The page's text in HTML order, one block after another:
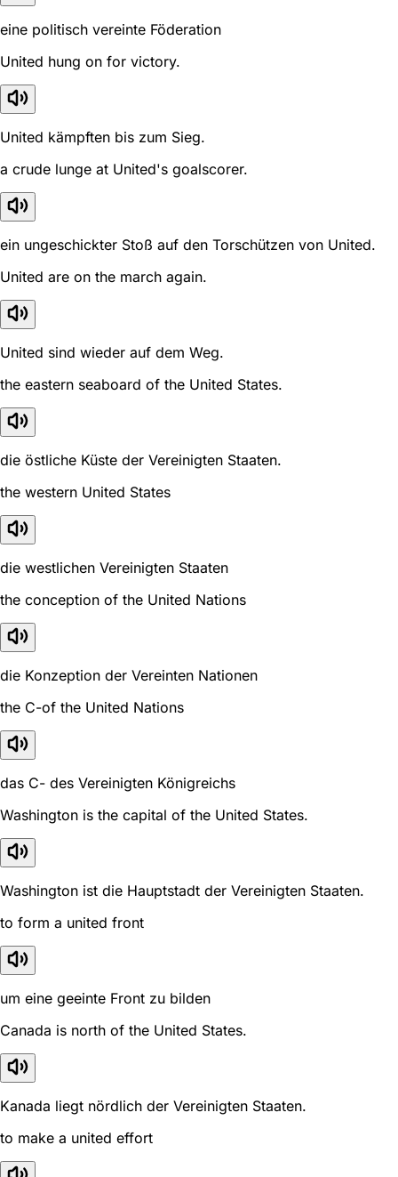
eine politisch vereinte Föderation
United hung on for victory.
United kämpften bis zum Sieg.
a crude lunge at United's goalscorer.
ein ungeschickter Stoß auf den Torschützen von United.
United are on the march again.
United sind wieder auf dem Weg.
the eastern seaboard of the United States.
die östliche Küste der Vereinigten Staaten.
the western United States
die westlichen Vereinigten Staaten
the conception of the United Nations
die Konzeption der Vereinten Nationen
the C-of the United Nations
das C- des Vereinigten Königreichs
Washington is the capital of the United States.
Washington ist die Hauptstadt der Vereinigten Staaten.
to form a united front
um eine geeinte Front zu bilden
Canada is north of the United States.
Kanada liegt nördlich der Vereinigten Staaten.
to make a united effort